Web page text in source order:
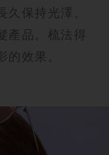
保持光澤。
產品。梳法得
效果。